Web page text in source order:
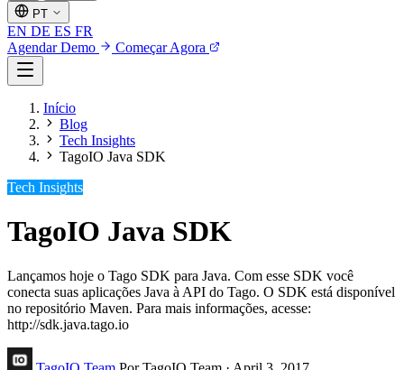
PT
EN DE ES FR
Agendar Demo
Começar Agora
Início
Blog
Tech Insights
TagoIO Java SDK
Tech Insights
TagoIO Java SDK
Lançamos hoje o Tago SDK para Java. Com esse SDK você
conecta suas aplicações Java à API do Tago. O SDK está disponível
no repositório Maven. Para mais informações, acesse:
http://sdk.java.tago.io